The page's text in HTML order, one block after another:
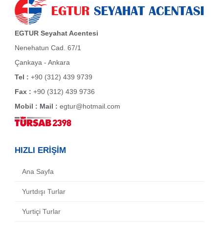
EGTUR Seyahat Acentesi
Nenehatun Cad. 67/1
Çankaya - Ankara
Tel : +90 (312) 439 9739
Fax : +90 (312) 439 9736
Mobil : Mail : egtur@hotmail.com
HIZLI ERİŞİM
Ana Sayfa
Yurtdışı Turlar
Yurtiçi Turlar